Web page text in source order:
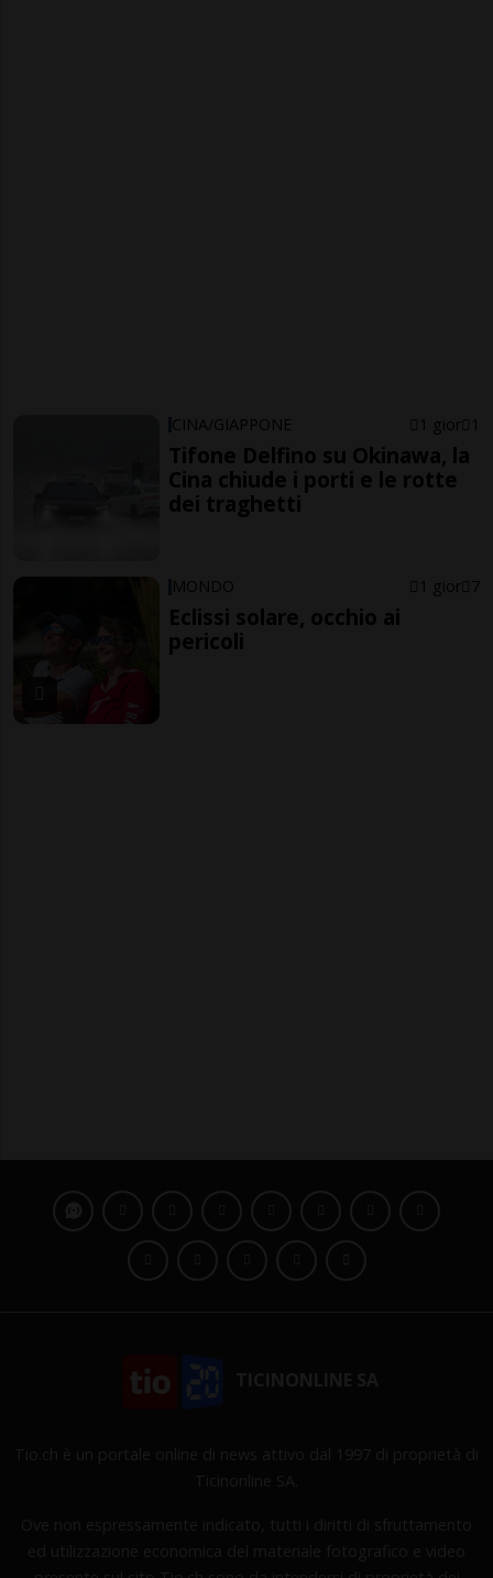
CINA/GIAPPONE 1 gior 1
Tifone Delfino su Okinawa, la
Cina chiude i porti e le rotte
dei traghetti
MONDO 1 gior 7
Eclissi solare, occhio ai
pericoli